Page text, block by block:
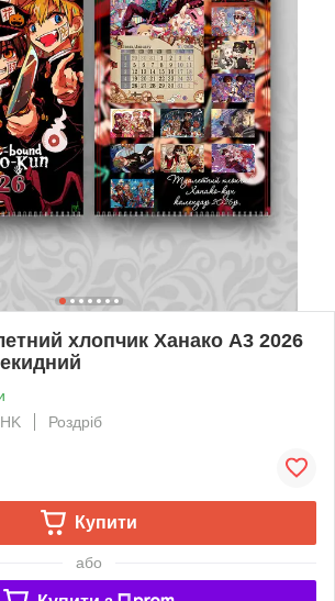
хлопчик Ханако А3 2026
Роздріб
Купити
або